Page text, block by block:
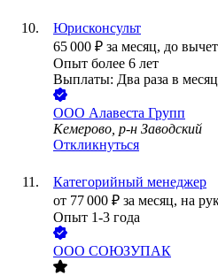
Юрисконсульт
65 000 ₽ за месяц, до
Опыт более 6 лет
Выплаты: Два раза в месяц
ООО Алавеста Групп
Кемерово, р-н Заводский
Откликнуться
Категорийный менеджер
от 77 000 ₽ за месяц, на
Опыт 1-3 года
ООО СОЮЗУПАК